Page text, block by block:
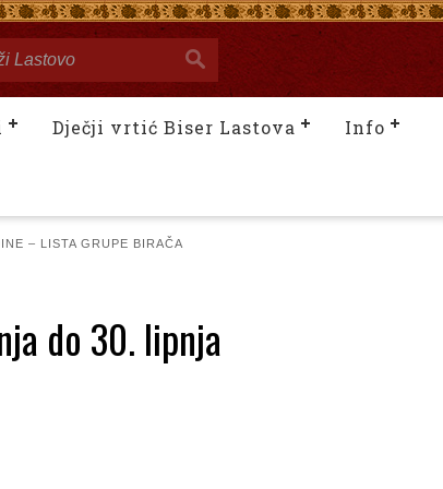
Dječji vrtić Biser Lastova Info
– LISTA GRUPE BIRAČA
do 30. lipnja